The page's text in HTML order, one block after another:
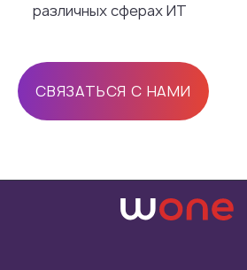
различных сферах ИТ
СВЯЗАТЬСЯ С НАМИ